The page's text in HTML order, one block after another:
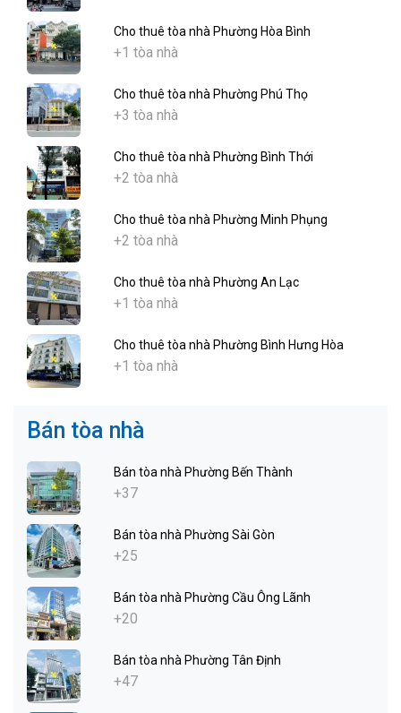
Cho thuê tòa nhà Phường Hòa Bình
+1 tòa nhà
Cho thuê tòa nhà Phường Phú Thọ
+3 tòa nhà
Cho thuê tòa nhà Phường Bình Thới
+2 tòa nhà
Cho thuê tòa nhà Phường Minh Phụng
+2 tòa nhà
Cho thuê tòa nhà Phường An Lạc
+1 tòa nhà
Cho thuê tòa nhà Phường Bình Hưng Hòa
+1 tòa nhà
Bán tòa nhà
Bán tòa nhà Phường Bến Thành
+37
Bán tòa nhà Phường Sài Gòn
+25
Bán tòa nhà Phường Cầu Ông Lãnh
+20
Bán tòa nhà Phường Tân Định
+47